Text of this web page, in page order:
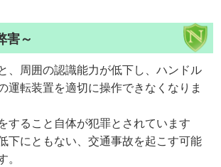
害～
、周囲の認識能力が低下し、ハンドル
運転装置を適切に操作できなくなりま
すること自体が犯罪とされています
下にともない、交通事故を起こす可能